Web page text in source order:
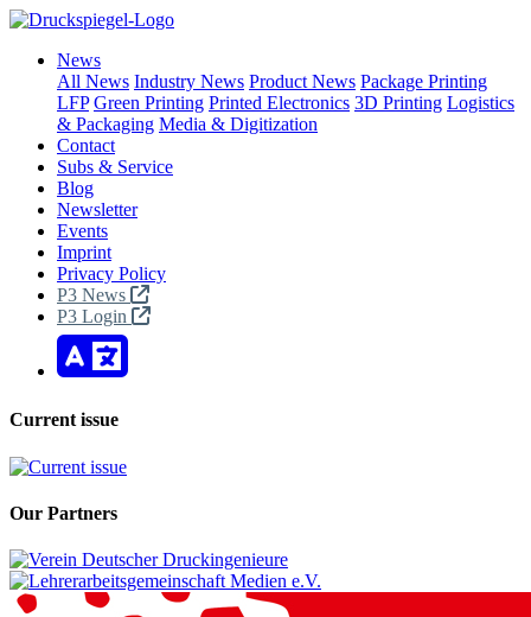
News
All News Industry News Product News Package Printing
LFP Green Printing Printed Electronics 3D Printing Logistics
& Packaging Media & Digitization
Contact
Subs & Service
Blog
Newsletter
Events
Imprint
Privacy Policy
P3 News
P3 Login
Current issue
Our Partners